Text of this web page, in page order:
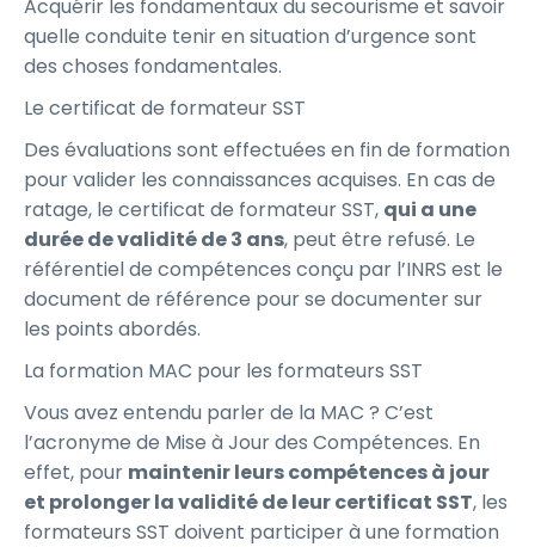
Acquérir les fondamentaux du secourisme et savoir
quelle conduite tenir en situation d’urgence sont
des choses fondamentales.
Le certificat de formateur SST
Des évaluations sont effectuées en fin de formation
pour valider les connaissances acquises. En cas de
ratage, le certificat de formateur SST, qui a une
durée de validité de 3 ans, peut être refusé. Le
référentiel de compétences conçu par l’INRS est le
document de référence pour se documenter sur
les points abordés.
La formation MAC pour les formateurs SST
Vous avez entendu parler de la MAC ? C’est
l’acronyme de Mise à Jour des Compétences. En
effet, pour maintenir leurs compétences à jour
et prolonger la validité de leur certificat SST, les
formateurs SST doivent participer à une formation